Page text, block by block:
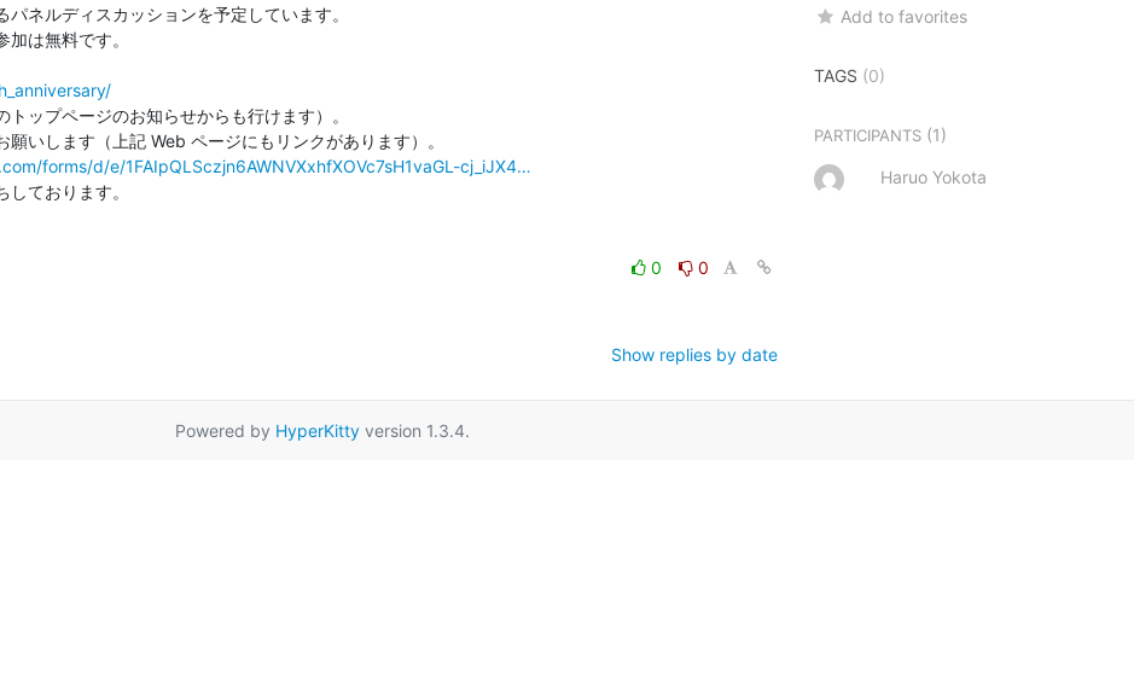
パネルディスカッションを予定しています。
は無料です。
トップページのお知らせからも行けます）。
forms/d/e/1FAIpQLSczjn6AWNVXxhfXOVc7sH1vaGL-cj_iJX4…
ております。
0
0
Show replies by date
Add to favorites
TAGS (0)
PARTICIPANTS (1)
Haruo Yokota
Powered by HyperKitty version 1.3.4.